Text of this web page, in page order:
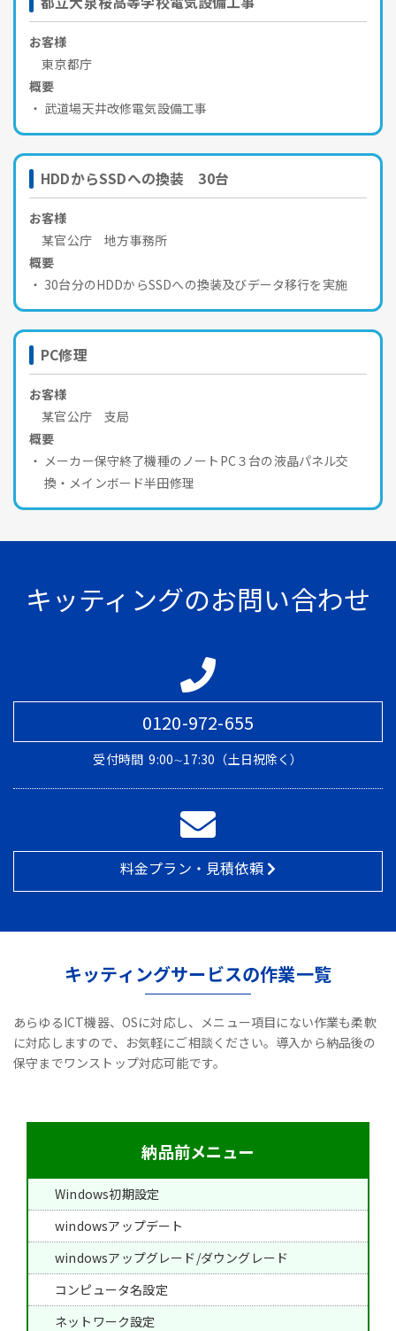
お客様
東京都庁
概要
武道場天井改修電気設備工事
HDDからSSDへの換装 30台
お客様
某官公庁 地方事務所
概要
30台分のHDDからSSDへの換装及びデータ移行を実施
PC修理
お客様
某官公庁 支局
概要
メーカー保守終了機種のノートPC３台の液晶パネル交
換・メインボード半田修理
キッティングのお問い合わせ
0120-972-655
受付時間 9:00∼17:30（土日祝除く）
料金プラン・見積依頼
キッティングサービスの作業一覧
あらゆるICT機器、OSに対応し、メニュー項目にない作業も柔軟
に対応しますので、お気軽にご相談ください。導入から納品後の
保守までワンストップ対応可能です。
納品前メニュー
Windows初期設定
windowsアップデート
windowsアップグレード/ダウングレード
コンピュータ名設定
ネットワーク設定